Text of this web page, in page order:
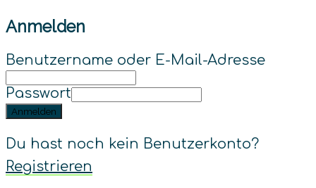
Anmelden
Benutzername oder E-Mail-Adresse
Passwort
Anmelden
Du hast noch kein Benutzerkonto?
Registrieren